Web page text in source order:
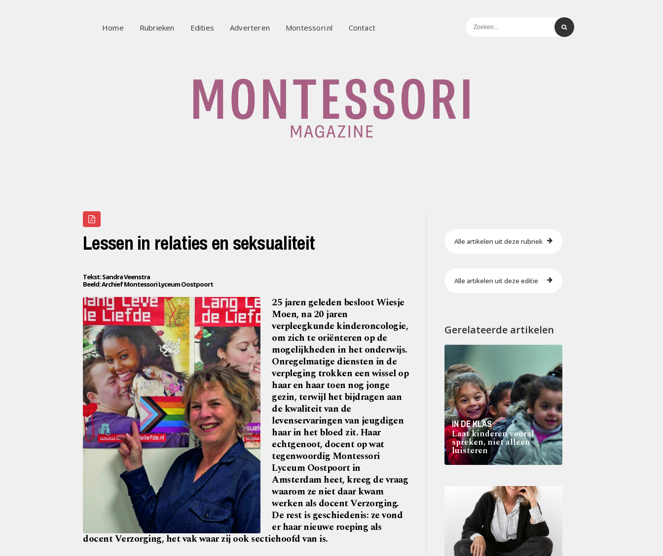
Home Rubrieken Edities Adverteren Montessori.nl Contact
Lessen in relaties en seksualiteit
Tekst: Sandra Veenstra
Beeld: Archief Montessori Lyceum Oostpoort
25 jaren geleden besloot Wiesje
Moen, na 20 jaren
verpleegkunde kinderoncologie,
om zich te oriënteren op de
mogelijkheden in het onderwijs.
Onregelmatige diensten in de
verpleging trokken een wissel op
haar en haar toen nog jonge
gezin, terwijl het bijdragen aan
de kwaliteit van de
levenservaringen van jeugdigen
haar in het bloed zit. Haar
echtgenoot, docent op wat
tegenwoordig Montessori
Lyceum Oostpoort in
Amsterdam heet, kreeg de vraag
waarom ze niet daar kwam
werken als docent Verzorging.
De rest is geschiedenis: ze vond
er haar nieuwe roeping als
docent Verzorging, het vak waar zij ook sectiehoofd van is.
Alle artikelen uit deze rubriek
Alle artikelen uit deze editie
Gerelateerde artikelen
IN DE KLAS
Laat kinderen vooral
spreken, niet alleen
luisteren